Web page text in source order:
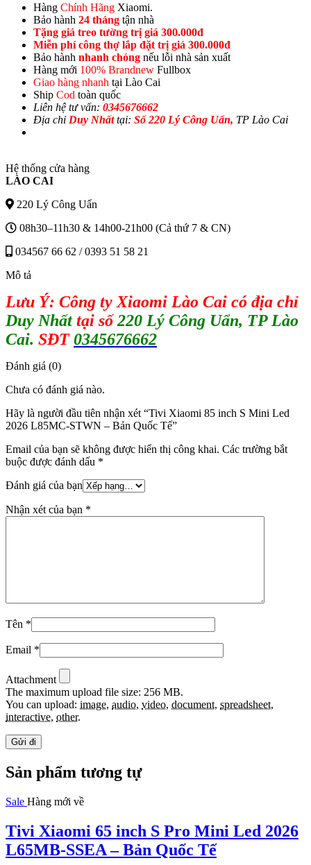
Hàng Chính Hãng Xiaomi.
Bảo hành 24 tháng tận nhà
Tặng giá treo tường trị giá 300.000đ
Miễn phí công thợ lắp đặt trị giá 300.000đ
Bảo hành nhanh chóng nếu lỗi nhà sản xuất
Hàng mới 100% Brandnew Fullbox
Giao hàng nhanh tại Lào Cai
Ship Cod toàn quốc
Liên hệ tư vấn: 0345676662
Địa chỉ Duy Nhấttại: Số 220 Lý Công Uẩn, TP Lào Cai
Hệ thống cửa hàng
LÀO CAI
220 Lý Công Uẩn
08h30–11h30 & 14h00-21h00 (Cả thứ 7 & CN)
034567 66 62 / 0393 51 58 21
Mô tả
Lưu Ý: Công ty Xiaomi Lào Cai có địa chỉ
Duy Nhấttại số220 Lý Công Uẩn, TP Lào
Cai. SĐT0345676662
Đánh giá (0)
Chưa có đánh giá nào.
Hãy là người đầu tiên nhận xét “Tivi Xiaomi 85 inch S Mini Led
2026 L85MC-STWN – Bản Quốc Tế”
Email của bạn sẽ không được hiển thị công khai. Các trường bắt
buộc được đánh dấu *
Đánh giá của bạn
Nhận xét của bạn *
Tên *
Email *
Attachment
The maximum upload file size: 256 MB.
You can upload: image, audio, video, document, spreadsheet,
interactive, other.
Sản phẩm tương tự
Sale Hàng mới về
Tivi Xiaomi 65 inch S Pro Mini Led 2026
L65MB-SSEA – Bản Quốc Tế